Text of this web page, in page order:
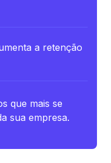
a retenção
que mais se
sua empresa.